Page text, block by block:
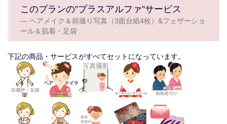
このプランの”プラスアルファ”サービス
ヘアメイク＆前撮り写真（3面台紙4枚）&フェザーショ
ール＆肌着・足袋
下記の商品・サービスがすべてセットになっています。